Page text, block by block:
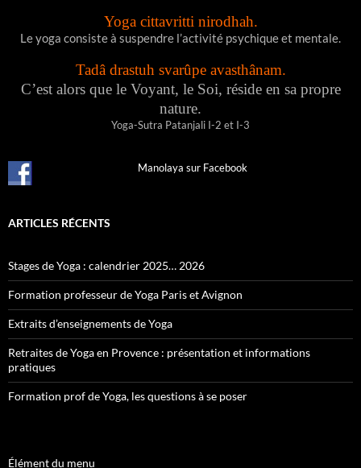
Yoga cittavritti nirodhah.
Le yoga consiste à suspendre l’activité psychique et mentale.
Tadâ drastuh svarûpe avasthânam.
C’est alors que le Voyant, le Soi, réside en sa propre
nature.
Yoga-Sutra Patanjali I-2 et I-3
Manolaya sur Facebook
ARTICLES RÉCENTS
Stages de Yoga : calendrier 2025… 2026
Formation professeur de Yoga Paris et Avignon
Extraits d’enseignements de Yoga
Retraites de Yoga en Provence : présentation et informations
pratiques
Formation prof de Yoga, les questions à se poser
Élément du menu